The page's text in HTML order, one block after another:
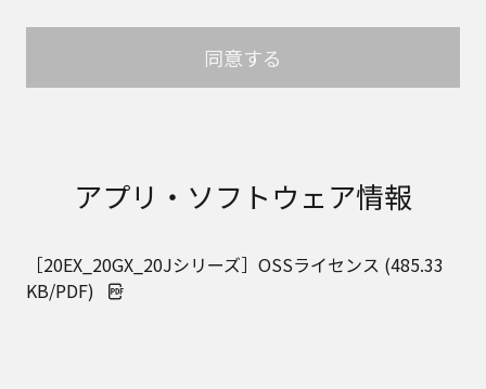
めご了承ください。
本ウェブサイトに公開されている取扱説明書の対
象商品が生産中止などの理由でご購入できない場
のお取り扱いについて。パナソニック株式会社お
ために利用し、その記録を残すことがあります。
また、個人情報を適切に管理し、修理業務を委託
同意する
アプリ・ソフトウェア情報
［20EX_20GX_20Jシリーズ］OSSライセンス (485.33
KB/PDF)